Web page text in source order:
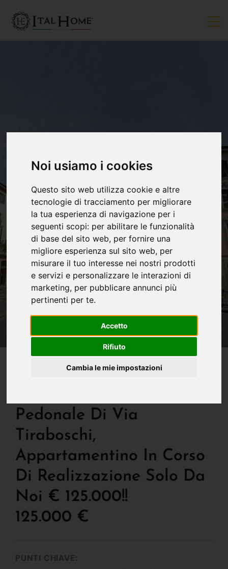
Noi usiamo i cookies
Questo sito web utilizza cookie e altre
tecnologie di tracciamento per migliorare
la tua esperienza di navigazione per i
seguenti scopi: per abilitare le funzionalità
di base del sito web, per fornire una
migliore esperienza sul sito web, per
misurare il tuo interesse nei nostri prodotti
e servizi e personalizzare le interazioni di
marketing, per pubblicare annunci più
pertinenti per te.
Accetto
Rifiuto
Cambia le mie impostazioni
IN VENDITA
Occasionissima! Vendesi
Pedonale Di Via
Tiraboschi,
Appartamentino In Corso
Di Realizzazione Solo Da
Noi € 125.000!!
125.000 €
PUNTI CHIAVE: